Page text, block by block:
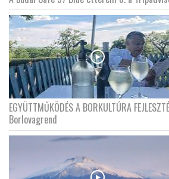
EGYÜTTMŰKÖDÉS A BORKULTÚRA
Borlovagrend